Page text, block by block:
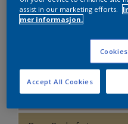
Nordsjö True Joy™ –
Colour Futures 2024 -
Colour Futures 2023
Bright Skies™ - Nordsjö
Bright Skies™ - Nordsjö
THE
assist in our marketing efforts.
mer informasjon.
Accept All Cookies